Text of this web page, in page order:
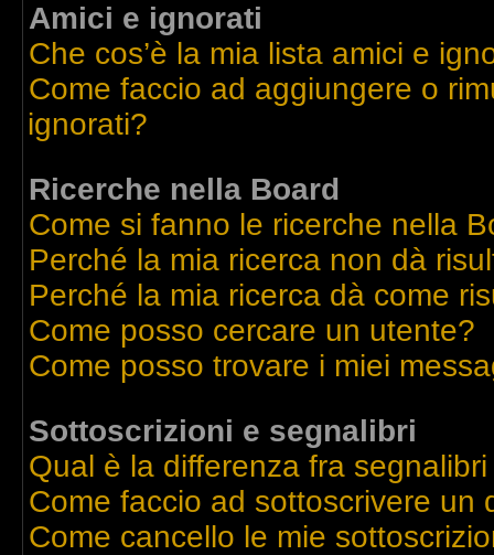
Amici e ignorati
Che cos’è la mia lista amici e
Come faccio ad aggiungere o
ignorati?
Ricerche nella Board
Come si fanno le ricerche nella
Perché la mia ricerca non dà
Perché la mia ricerca dà come
Come posso cercare un utente?
Come posso trovare i miei
Sottoscrizioni e segnalibri
Qual è la differenza fra
Come faccio ad sottoscrivere un
Come cancello le mie